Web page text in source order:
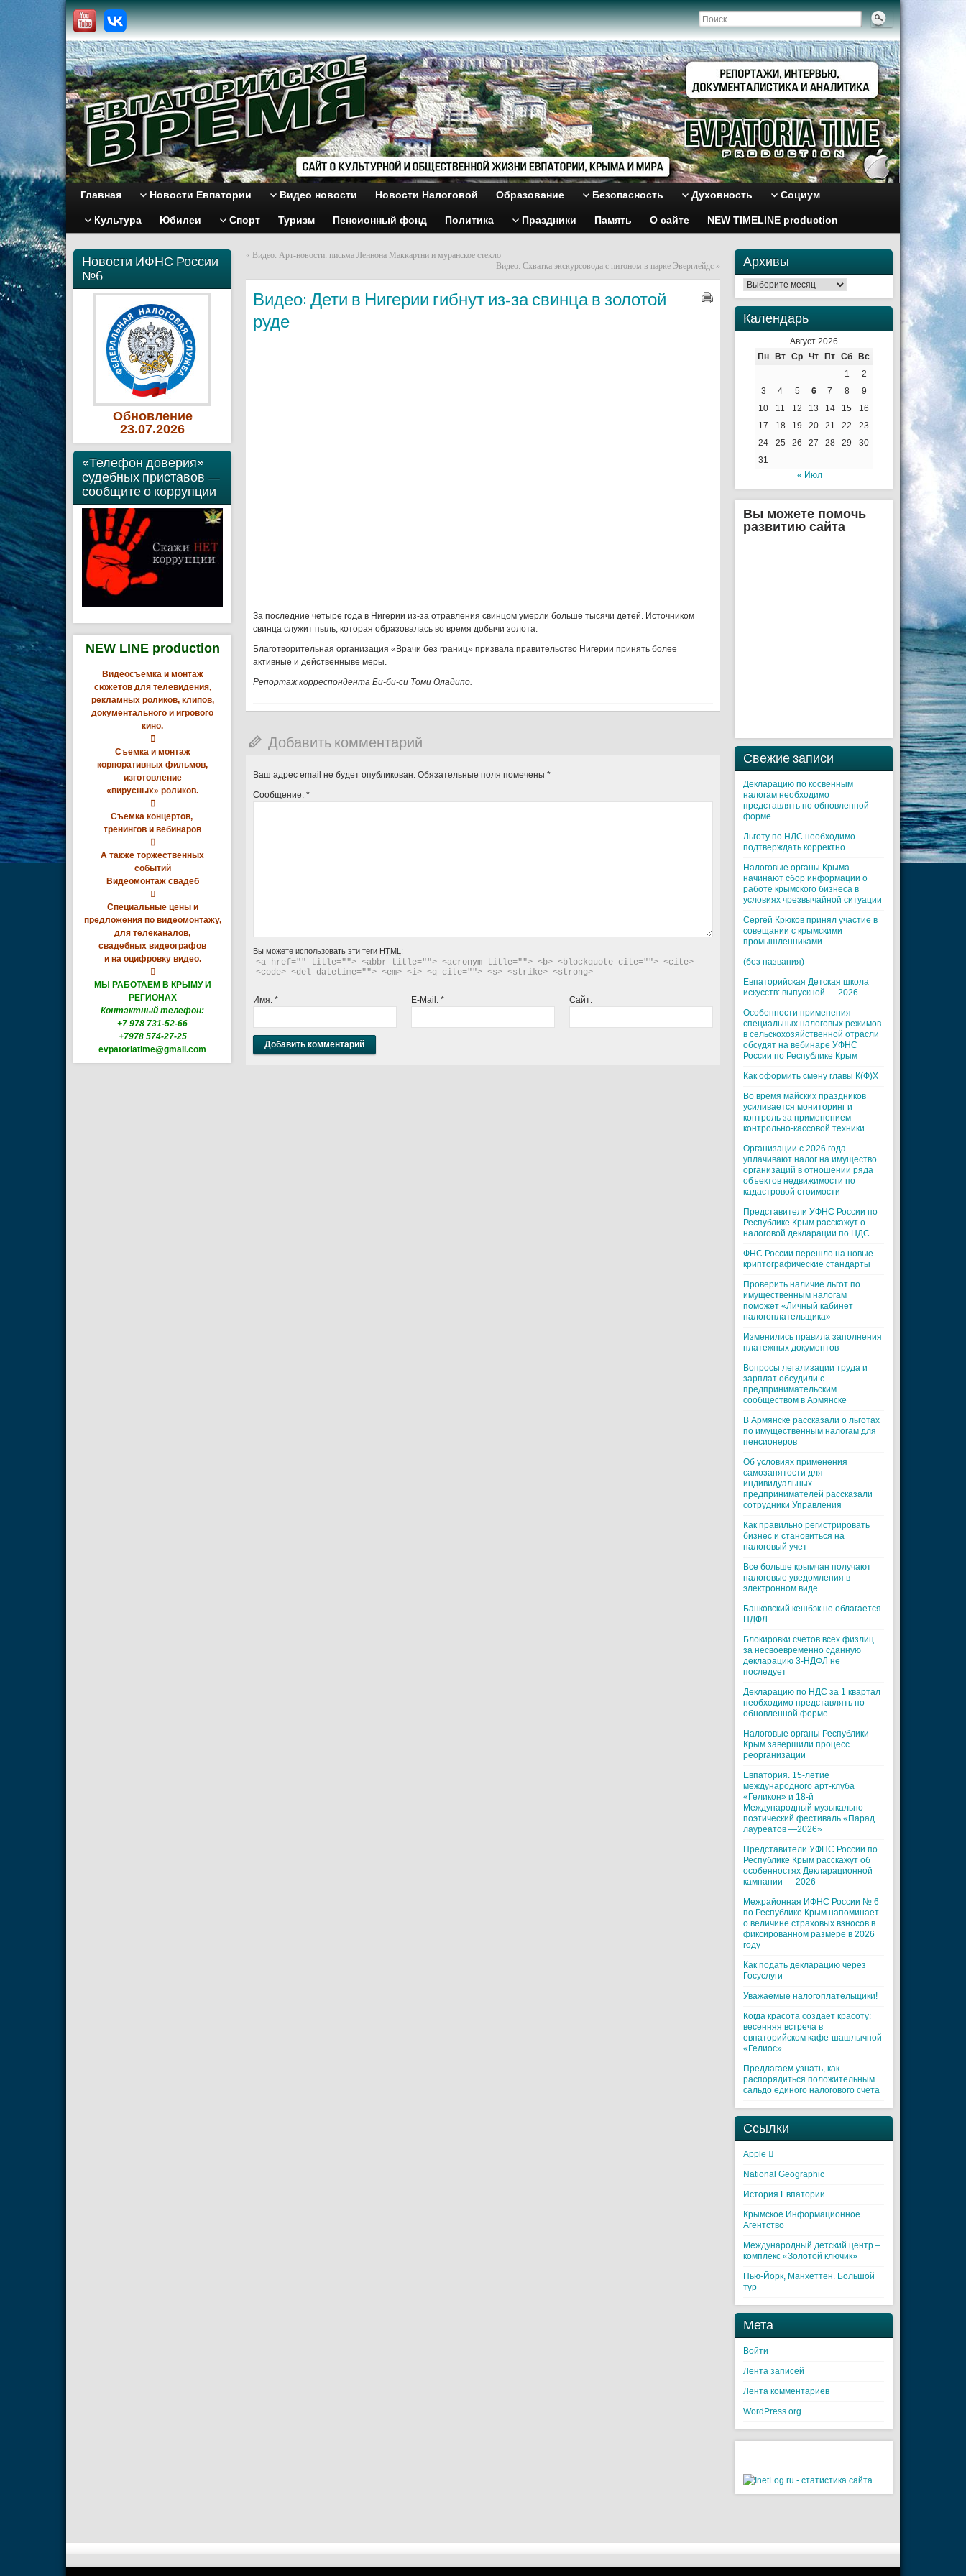
Главная Новости Евпатории Видео новости Новости Налоговой Образование Безопасность Духовность Социум
Культура Юбилеи Спорт Туризм Пенсионный фонд Политика Праздники Память О сайте NEW TIMELINE production
Новости ИФНС России
№6
Обновление
23.07.2026
«Телефон доверия»
судебных приставов —
сообщите о коррупции
NEW LINE production
Видеосъемка и монтаж
сюжетов для телевидения,
рекламных роликов, клипов,
документального и игрового
кино.

Съемка и монтаж
корпоративных фильмов,
изготовление
«вирусных» роликов.

Съемка концертов,
тренингов и вебинаров

А также торжественных
событий
Видеомонтаж свадеб

Специальные цены и
предложения по видеомонтажу,
для телеканалов,
свадебных видеографов
и на оцифровку видео.

МЫ РАБОТАЕМ В КРЫМУ И
РЕГИОНАХ
Контактный телефон:
+7 978 731-52-66
+7978 574-27-25
evpatoriatime@gmail.com
« Видео: Арт-новости: письма Леннона Маккартни и муранское стекло
Видео: Схватка экскурсовода с питоном в парке Эверглейдс »
Видео: Дети в Нигерии гибнут из-за свинца в золотой
руде
За последние четыре года в Нигерии из-за отравления свинцом умерли больше тысячи детей. Источником
свинца служит пыль, которая образовалась во время добычи золота.
Благотворительная организация «Врачи без границ» призвала правительство Нигерии принять более
активные и действенныве меры.
Репортаж корреспондента Би-би-си Томи Оладипо.
Добавить комментарий
Ваш адрес email не будет опубликован. Обязательные поля помечены *
Сообщение: *
Вы можете использовать эти теги HTML :
<a href="" title=""> <abbr title=""> <acronym title=""> <b> <blockquote cite=""> <cite>
<code> <del datetime=""> <em> <i> <q cite=""> <s> <strike> <strong>
Имя: * E-Mail: * Сайт:
Архивы
Архивы
Календарь
Август 2026
Пн
Вт Ср Чт Пт Сб
Вс
1
2
3
4 5 6 7 8
9
10
11 12 13 14 15
16
17
18 19 20 21 22
23
24
25 26 27 28 29
30
31
« Июл
Вы можете помочь
развитию сайта
Свежие записи
Декларацию по косвенным
налогам необходимо
представлять по обновленной
форме
Льготу по НДС необходимо
подтверждать корректно
Налоговые органы Крыма
начинают сбор информации о
работе крымского бизнеса в
условиях чрезвычайной ситуации
Cергей Крюков принял участие в
совещании с крымскими
промышленниками
(без названия)
Евпаторийская Детская школа
искусств: выпускной — 2026
Особенности применения
специальных налоговых режимов
в сельскохозяйственной отрасли
обсудят на вебинаре УФНС
России по Республике Крым
Как оформить смену главы К(Ф)Х
Во время майских праздников
усиливается мониторинг и
контроль за применением
контрольно-кассовой техники
Организации с 2026 года
уплачивают налог на имущество
организаций в отношении ряда
объектов недвижимости по
кадастровой стоимости
Представители УФНС России по
Республике Крым расскажут о
налоговой декларации по НДС
ФНС России перешло на новые
криптографические стандарты
Проверить наличие льгот по
имущественным налогам
поможет «Личный кабинет
налогоплательщика»
Изменились правила заполнения
платежных документов
Вопросы легализации труда и
зарплат обсудили с
предпринимательским
сообществом в Армянске
В Армянске рассказали о льготах
по имущественным налогам для
пенсионеров
Об условиях применения
самозанятости для
индивидуальных
предпринимателей рассказали
сотрудники Управления
Как правильно регистрировать
бизнес и становиться на
налоговый учет
Все больше крымчан получают
налоговые уведомления в
электронном виде
Банковский кешбэк не облагается
НДФЛ
Блокировки счетов всех физлиц
за несвоевременно сданную
декларацию 3-НДФЛ не
последует
Декларацию по НДС за 1 квартал
необходимо представлять по
обновленной форме
Налоговые органы Республики
Крым завершили процесс
реорганизации
Евпатория. 15-летие
международного арт-клуба
«Геликон» и 18-й
Международный музыкально-
поэтический фестиваль «Парад
лауреатов —2026»
Представители УФНС России по
Республике Крым расскажут об
особенностях Декларационной
кампании — 2026
Межрайонная ИФНС России № 6
по Республике Крым напоминает
о величине страховых взносов в
фиксированном размере в 2026
году
Как подать декларацию через
Госуслуги
Уважаемые налогоплательщики!
Когда красота создает красоту:
весенняя встреча в
евпаторийском кафе-шашлычной
«Гелиос»
Предлагаем узнать, как
распорядиться положительным
сальдо единого налогового счета
Ссылки
Apple 
National Geographic
История Евпатории
Крымское Информационное
Агентство
Международный детский центр –
комплекс «Золотой ключик»
Нью-Йорк, Манхеттен. Большой
тур
Мета
Войти
Лента записей
Лента комментариев
WordPress.org